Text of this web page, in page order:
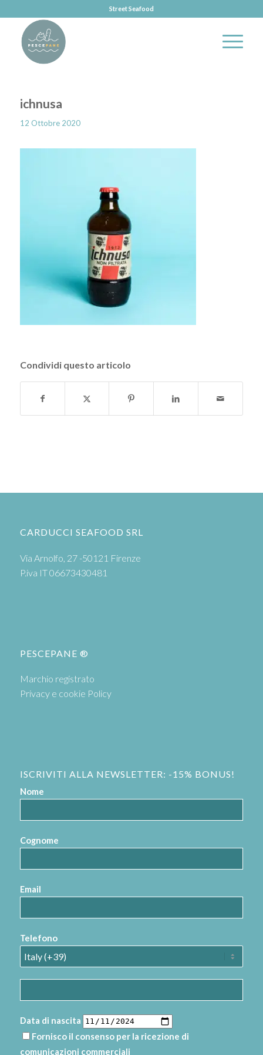
Street Seafood
ichnusa
12 Ottobre 2020
Condividi questo articolo
CARDUCCI SEAFOOD SRL
Via Arnolfo, 27 -50121 Firenze
P.iva IT 06673430481
PESCEPANE ®
Marchio registrato
Privacy e cookie Policy
ISCRIVITI ALLA NEWSLETTER: -15% BONUS!
Nome
Cognome
Email
Telefono
Data di nascita
Fornisco il consenso per la ricezione di
comunicazioni commerciali